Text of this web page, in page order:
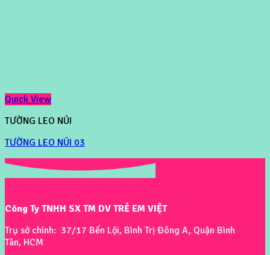
Quick View
TƯỜNG LEO NÚI
TƯỜNG LEO NÚI 03
Công Ty TNHH SX TM DV TRẺ EM VIỆT
Trụ sở chính: 37/17 Bến Lội, Bình Trị Đông A, Quận Bình
Tân, HCM